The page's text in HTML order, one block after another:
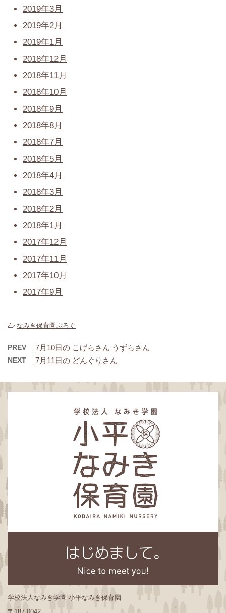
2019年3月
2019年2月
2019年1月
2018年12月
2018年11月
2018年10月
2018年9月
2018年8月
2018年7月
2018年5月
2018年4月
2018年3月
2018年2月
2018年1月
2017年12月
2017年11月
2017年10月
2017年9月
-なみき保育園ぶろぐ
PREV 7月10日の こげらさん うずらさん
NEXT 7月11日の どんぐりさん
学校法人なみき学園 小平なみき保育園